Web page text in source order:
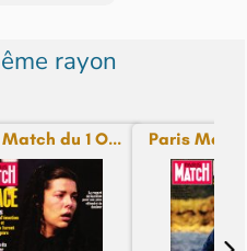
rayon
du 1 O... Paris